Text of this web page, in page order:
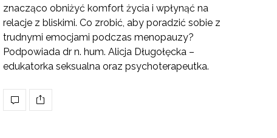
znacząco obniżyć komfort życia i wpłynąć na
relacje z bliskimi. Co zrobić, aby poradzić sobie z
trudnymi emocjami podczas menopauzy?
Podpowiada dr n. hum. Alicja Długołęcka –
edukatorka seksualna oraz psychoterapeutka.